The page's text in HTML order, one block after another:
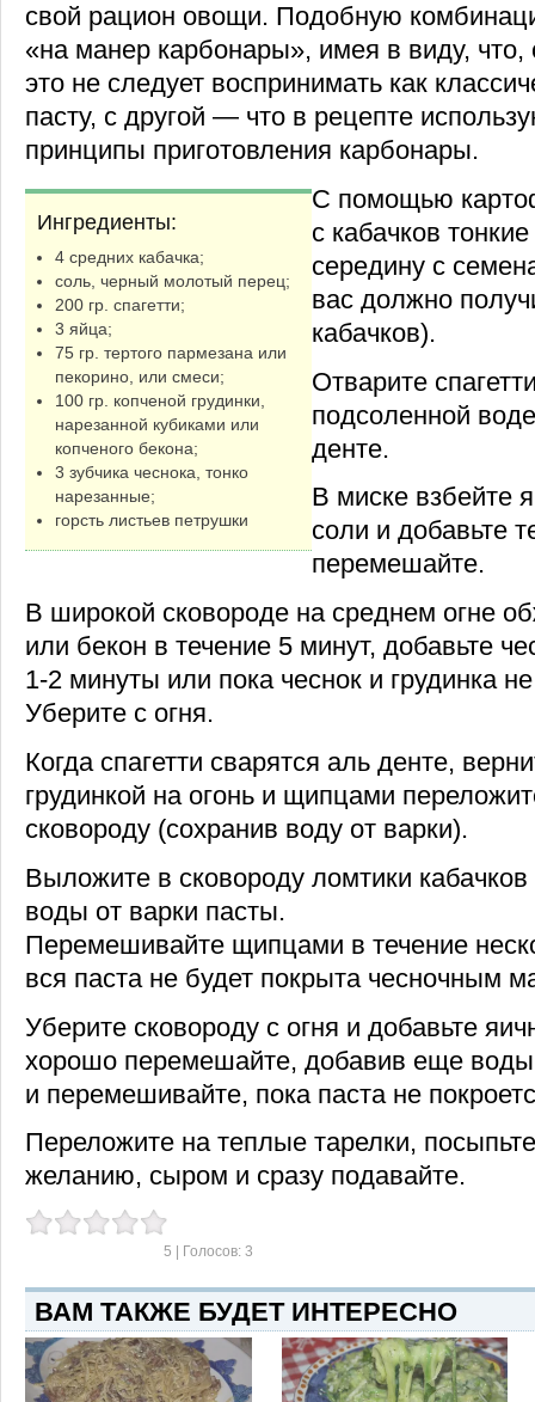
свой рацион овощи. Подобную
«на манер карбонары», имея в виду, что,
это не следует воспринимать как
пасту, с другой — что в рецепте
принципы приготовления карбонары.
Ингредиенты:
4 средних кабачка;
соль, черный молотый перец;
200 гр. спагетти;
3 яйца;
75 гр. тертого пармезана или
пекорино, или смеси;
100 гр. копченой грудинки,
нарезанной кубиками или
копченого бекона;
3 зубчика чеснока, тонко
нарезанные;
горсть листьев петрушки
С помощью
с кабачков
середину с
вас должно
кабачков).
Отварите
подсоленной
денте.
В миске взбейте
соли и добавьте
перемешайте.
В широкой сковороде на среднем огне
или бекон в течение 5 минут, добавьте
1-2 минуты или пока чеснок и грудинка
Уберите с огня.
Когда спагетти сварятся аль денте,
грудинкой на огонь и щипцами
сковороду (сохранив воду от варки).
Выложите в сковороду ломтики
воды от варки пасты.
Перемешивайте щипцами в течение
вся паста не будет покрыта чесночным
Уберите сковороду с огня и добавьте
хорошо перемешайте, добавив еще воды
и перемешивайте, пока паста не
Переложите на теплые тарелки,
желанию, сыром и сразу подавайте.
5 | Голосов: 3
ВАМ ТАКЖЕ БУДЕТ ИНТЕРЕСНО